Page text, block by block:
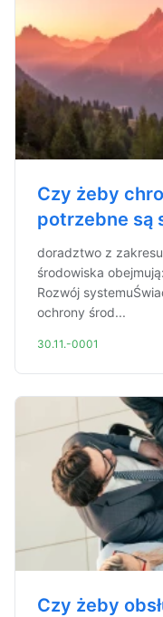
Czy żeby
potrzebne są
doradztwo z
środowiska
Rozwój
ochrony środ...
30.11.-0001
Czy żeby